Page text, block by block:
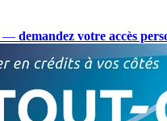
— demandez votre accès